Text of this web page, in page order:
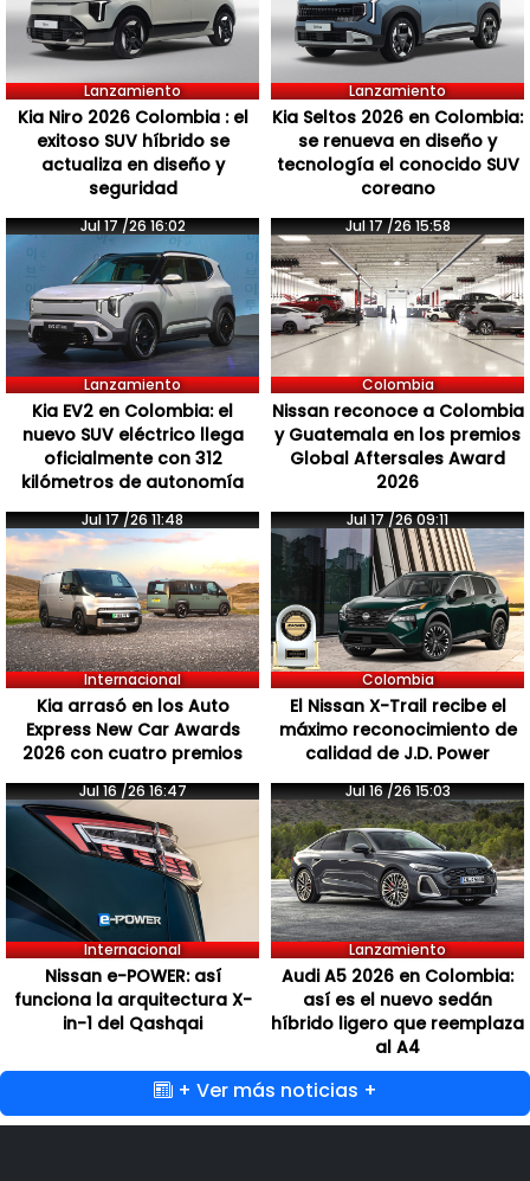
Lanzamiento
Kia Niro 2026 Colombia : el
exitoso SUV híbrido se
actualiza en diseño y
seguridad
Lanzamiento
Kia Seltos 2026 en Colombia:
se renueva en diseño y
tecnología el conocido SUV
coreano
Jul 17 /26 16:02
Lanzamiento
Kia EV2 en Colombia: el
nuevo SUV eléctrico llega
oficialmente con 312
kilómetros de autonomía
Jul 17 /26 15:58
Colombia
Nissan reconoce a Colombia
y Guatemala en los premios
Global Aftersales Award
2026
Jul 17 /26 11:48
Internacional
Kia arrasó en los Auto
Express New Car Awards
2026 con cuatro premios
Jul 17 /26 09:11
Colombia
El Nissan X-Trail recibe el
máximo reconocimiento de
calidad de J.D. Power
Jul 16 /26 16:47
Internacional
Nissan e-POWER: así
funciona la arquitectura X-
in-1 del Qashqai
Jul 16 /26 15:03
Lanzamiento
Audi A5 2026 en Colombia:
así es el nuevo sedán
híbrido ligero que reemplaza
al A4
+ Ver más noticias +